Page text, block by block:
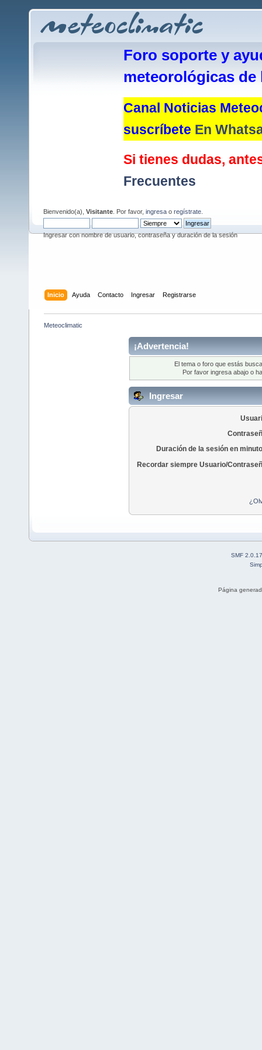
Foro soporte y
meteorológicas de
Canal Noticias
suscríbete En
Si tienes dudas,
Frecuentes
Bienvenido(a), Visitante . Por favor, ingresa o regístrate
Ingresar con nombre de usuario, contraseña y duración de la sesión
Inicio Ayuda Contacto Ingresar Registrarse
Meteoclimatic
¡Advertencia!
El tema o foro que estás
Por favor ingresa abajo o
Ingresar
Duración de la sesión en
Recordar siempre Usuario/
SMF 2.0.17
Página